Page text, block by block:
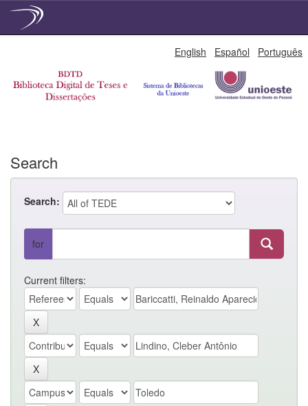
English Español Português
Search
Search:
for
Current filters: